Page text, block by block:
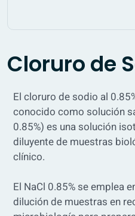
Cloruro de
El cloruro de sodio al
conocido como solución
0.85%) es una solución
diluyente de muestras
clínico.
El NaCl 0.85% se emplea
dilución de muestras en